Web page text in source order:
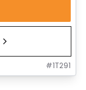
#1T291